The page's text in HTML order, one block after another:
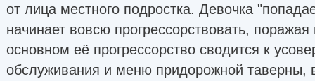
от лица местного подростка. Девочка
начинает вовсю прогрессорствовать,
основном её прогрессорство сводится к
обслуживания и меню придорожной таверны,